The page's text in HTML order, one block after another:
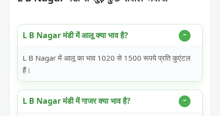
L B Nagar मंडी में आलू क्या भाव है?
L B Nagar में आलू का भाव 1020 से 1500 रूपये प्रति कुएंटल
हैं।
L B Nagar मंडी में गाजर क्या भाव है?